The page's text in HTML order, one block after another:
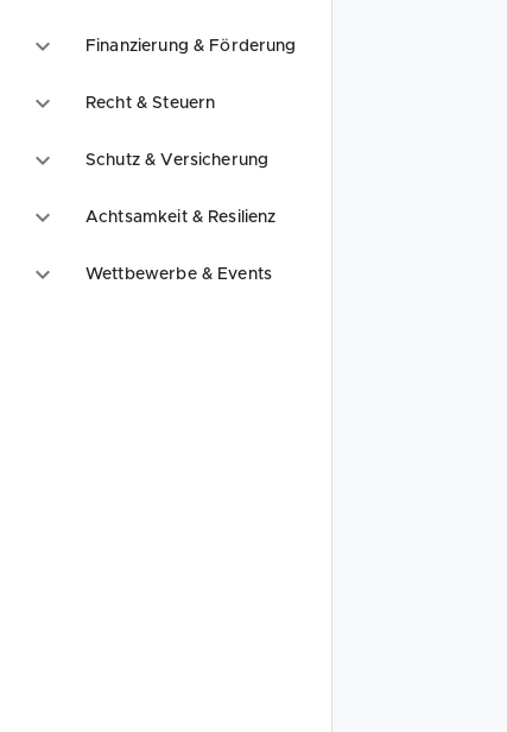
Finanzierung & Förderung
Recht & Steuern
Schutz & Versicherung
Achtsamkeit & Resilienz
Wettbewerbe & Events